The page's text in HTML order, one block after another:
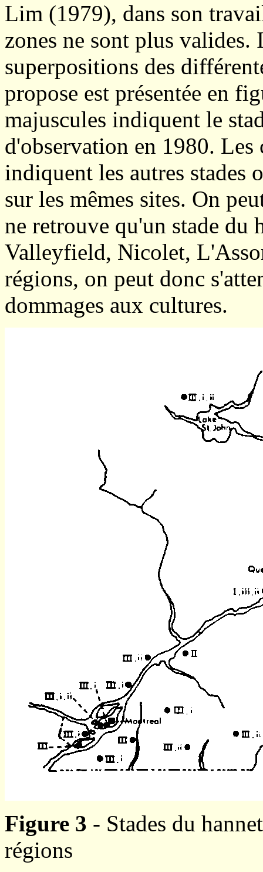
Lim (1979), dans son
zones ne sont plus valides.
superpositions des
propose est présentée en
majuscules indiquent le
d'observation en 1980.
indiquent les autres stades
sur les mêmes sites. On
ne retrouve qu'un stade du
Valleyfield, Nicolet,
régions, on peut donc
dommages aux cultures.
Figure 3 - Stades du
régions